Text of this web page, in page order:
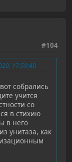
#104
17:59:40
собрались
учится
со
в стихию
в него
унитаза, как